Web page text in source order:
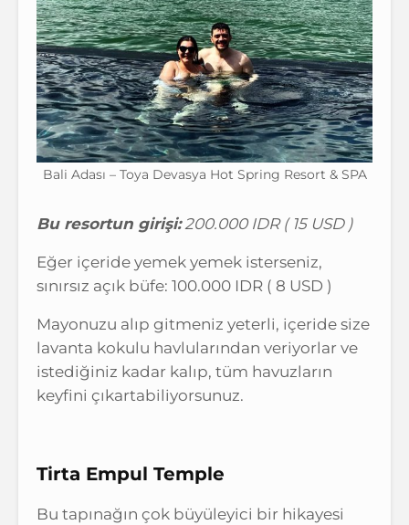
Bali Adası – Toya Devasya Hot Spring Resort & SPA
Bu resortun girişi:200.000 IDR ( 15 USD )
Eğer içeride yemek yemek isterseniz,
sınırsız açık büfe: 100.000 IDR ( 8 USD )
Mayonuzu alıp gitmeniz yeterli, içeride size
lavanta kokulu havlularından veriyorlar ve
istediğiniz kadar kalıp, tüm havuzların
keyfini çıkartabiliyorsunuz.
Tirta Empul Temple
Bu tapınağın çok büyüleyici bir hikayesi